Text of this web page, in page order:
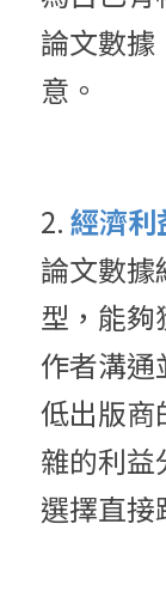
論文數據
意。
2. 經濟利
論文數據
型，能夠
作者溝
低出版商
雜的利益
選擇直接